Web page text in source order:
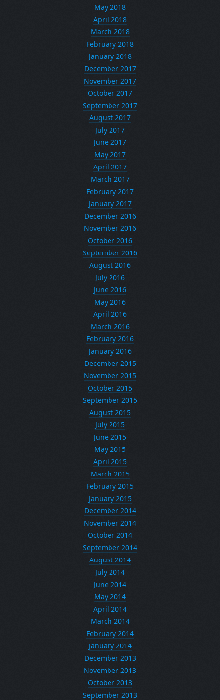
May 2018
April 2018
March 2018
February 2018
January 2018
December 2017
November 2017
October 2017
September 2017
August 2017
July 2017
June 2017
May 2017
April 2017
March 2017
February 2017
January 2017
December 2016
November 2016
October 2016
September 2016
August 2016
July 2016
June 2016
May 2016
April 2016
March 2016
February 2016
January 2016
December 2015
November 2015
October 2015
September 2015
August 2015
July 2015
June 2015
May 2015
April 2015
March 2015
February 2015
January 2015
December 2014
November 2014
October 2014
September 2014
August 2014
July 2014
June 2014
May 2014
April 2014
March 2014
February 2014
January 2014
December 2013
November 2013
October 2013
September 2013